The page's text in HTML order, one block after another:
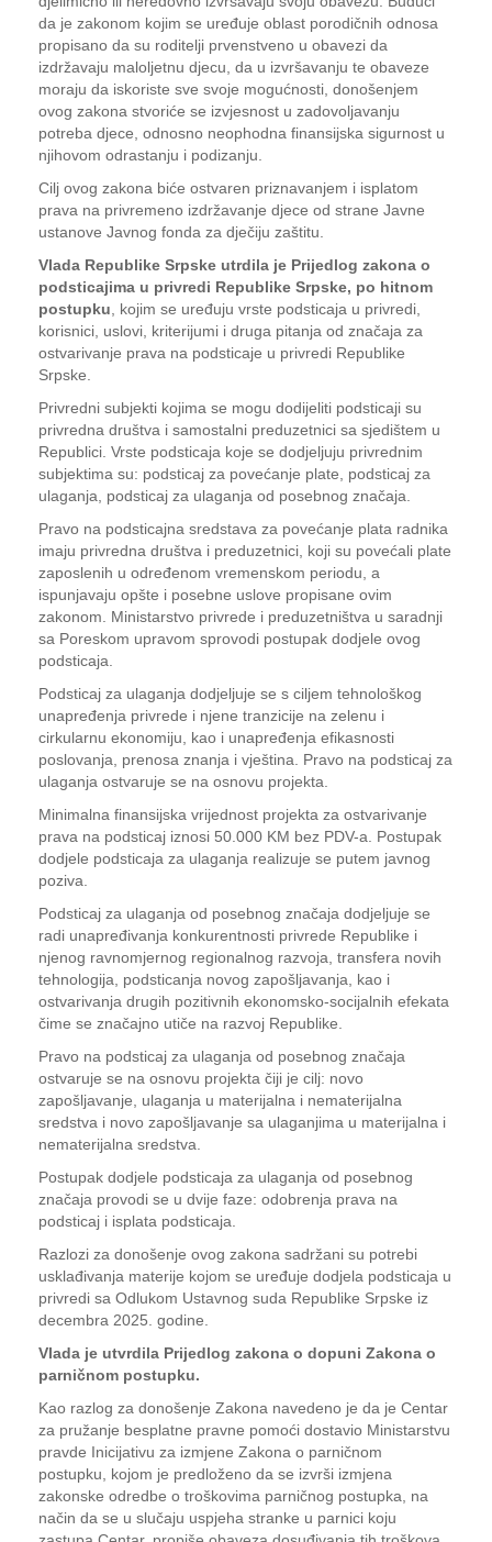
da je zakonom kojim se uređuje oblast porodičnih odnosa
propisano da su roditelji prvenstveno u obavezi da
izdržavaju maloljetnu djecu, da u izvršavanju te obaveze
moraju da iskoriste sve svoje mogućnosti, donošenjem
ovog zakona stvoriće se izvjesnost u zadovoljavanju
potreba djece, odnosno neophodna finansijska sigurnost u
njihovom odrastanju i podizanju.
Cilj ovog zakona biće ostvaren priznavanjem i isplatom
prava na privremeno izdržavanje djece od strane Javne
ustanove Javnog fonda za dječiju zaštitu.
Vlada Republike Srpske utrdila je Prijedlog zakona o
podsticajima u privredi Republike Srpske, po hitnom
postupku , kojim se uređuju vrste podsticaja u privredi,
korisnici, uslovi, kriterijumi i druga pitanja od značaja za
ostvarivanje prava na podsticaje u privredi Republike
Srpske.
Privredni subjekti kojima se mogu dodijeliti podsticaji su
privredna društva i samostalni preduzetnici sa sjedištem u
Republici. Vrste podsticaja koje se dodjeljuju privrednim
subjektima su: podsticaj za povećanje plate, podsticaj za
ulaganja, podsticaj za ulaganja od posebnog značaja.
Pravo na podsticajna sredstava za povećanje plata radnika
imaju privredna društva i preduzetnici, koji su povećali plate
zaposlenih u određenom vremenskom periodu, a
ispunjavaju opšte i posebne uslove propisane ovim
zakonom. Ministarstvo privrede i preduzetništva u saradnji
sa Poreskom upravom sprovodi postupak dodjele ovog
podsticaja.
Podsticaj za ulaganja dodjeljuje se s ciljem tehnološkog
unapređenja privrede i njene tranzicije na zelenu i
cirkularnu ekonomiju, kao i unapređenja efikasnosti
poslovanja, prenosa znanja i vještina. Pravo na podsticaj za
ulaganja ostvaruje se na osnovu projekta.
Minimalna finansijska vrijednost projekta za ostvarivanje
prava na podsticaj iznosi 50.000 KM bez PDV-a. Postupak
dodjele podsticaja za ulaganja realizuje se putem javnog
poziva.
Podsticaj za ulaganja od posebnog značaja dodjeljuje se
radi unapređivanja konkurentnosti privrede Republike i
njenog ravnomjernog regionalnog razvoja, transfera novih
tehnologija, podsticanja novog zapošljavanja, kao i
ostvarivanja drugih pozitivnih ekonomsko-socijalnih efekata
čime se značajno utiče na razvoj Republike.
Pravo na podsticaj za ulaganja od posebnog značaja
ostvaruje se na osnovu projekta čiji je cilj: novo
zapošljavanje, ulaganja u materijalna i nematerijalna
sredstva i novo zapošljavanje sa ulaganjima u materijalna i
nematerijalna sredstva.
Postupak dodjele podsticaja za ulaganja od posebnog
značaja provodi se u dvije faze: odobrenja prava na
podsticaj i isplata podsticaja.
Razlozi za donošenje ovog zakona sadržani su potrebi
usklađivanja materije kojom se uređuje dodjela podsticaja u
privredi sa Odlukom Ustavnog suda Republike Srpske iz
decembra 2025. godine.
Vlada je utvrdila Prijedlog zakona o dopuni Zakona o
parničnom postupku.
Kao razlog za donošenje Zakona navedeno je da je Centar
za pružanje besplatne pravne pomoći dostavio Ministarstvu
pravde Inicijativu za izmjene Zakona o parničnom
postupku, kojom je predloženo da se izvrši izmjena
zakonske odredbe o troškovima parničnog postupka, na
način da se u slučaju uspjeha stranke u parnici koju